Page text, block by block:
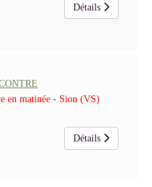
Détails
en matinée - Sion (VS)
Détails